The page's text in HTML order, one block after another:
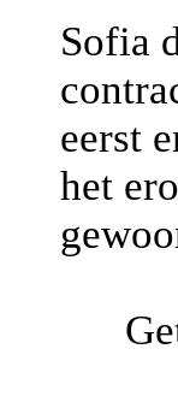
Sofia
eerst
het